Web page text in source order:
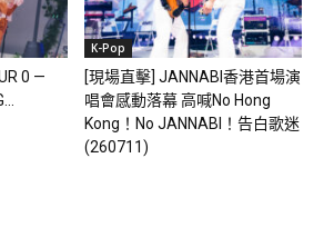
0 —
K-Pop
[現場直擊] JANNABI香港首場演
唱會感動落幕 高喊No Hong
Kong！No JANNABI！告白歌迷
(260711)